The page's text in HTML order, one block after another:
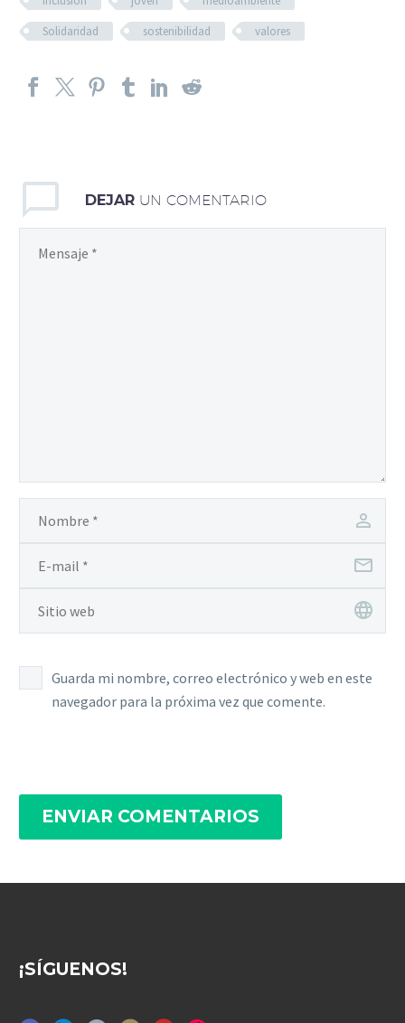
Solidaridad
sostenibilidad valores
DEJAR UN COMENTARIO
Guarda mi nombre, correo electrónico y web en este
navegador para la próxima vez que comente.
ENVIAR COMENTARIOS
¡SÍGUENOS!